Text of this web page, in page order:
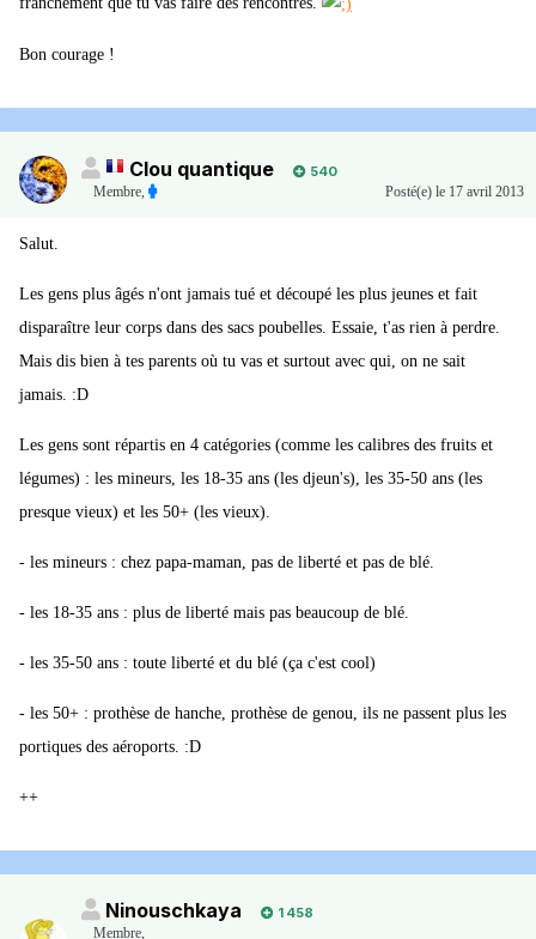
Bon courage !
Clou quantique
540
Membre, Posté(e) le 17 avril 2013
Salut.
Les gens plus âgés n'ont jamais tué et découpé les plus jeunes et fait
disparaître leur corps dans des sacs poubelles. Essaie, t'as rien à perdre.
Mais dis bien à tes parents où tu vas et surtout avec qui, on ne sait
jamais. :D
Les gens sont répartis en 4 catégories (comme les calibres des fruits et
légumes) : les mineurs, les 18-35 ans (les djeun's), les 35-50 ans (les
presque vieux) et les 50+ (les vieux).
- les mineurs : chez papa-maman, pas de liberté et pas de blé.
- les 18-35 ans : plus de liberté mais pas beaucoup de blé.
- les 35-50 ans : toute liberté et du blé (ça c'est cool)
- les 50+ : prothèse de hanche, prothèse de genou, ils ne passent plus les
portiques des aéroports. :D
++
Ninouschkaya
1 458
Membre,